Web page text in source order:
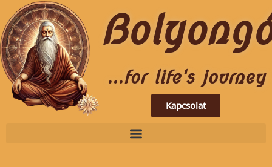
...for life's journey
Kapcsolat